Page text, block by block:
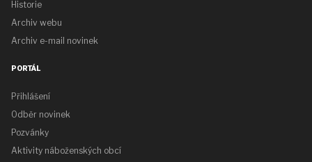
Historie
Archiv webu
Archiv e-mail novinek
PORTÁL
Přihlášení
Odběr novinek
Pozvánky
Aktivity náboženských obcí